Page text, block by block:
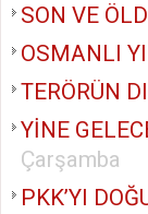
SON VE
OSMANLI
TERÖRÜN
YİNE
Çarşamba
PKK’YI